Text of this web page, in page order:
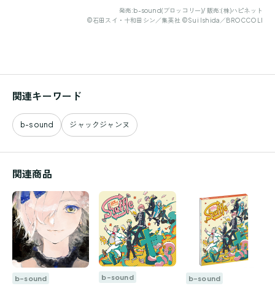
発売:b-sound(ブロッコリー)/ 販売:(株)ハピネット
©石田スイ・十和田シン／集英社 ©Sui Ishida／BROCCOLI
関連キーワード
b-sound ジャックジャンヌ
関連商品
b-sound b-sound b-sound